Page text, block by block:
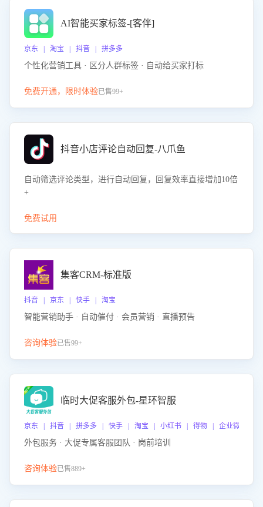
AI智能买家标签-[客伴]
京东 | 淘宝 | 抖音 | 拼多多
个性化营销工具 · 区分人群标签 · 自动给买家打标
免费开通，限时体验已售99+
抖音小店评论自动回复-八爪鱼
自动筛选评论类型，进行自动回复，回复效率直接增加10倍
+
免费试用
集客CRM-标准版
抖音 | 京东 | 快手 | 淘宝
智能营销助手 · 自动催付 · 会员营销 · 直播预告
咨询体验已售99+
临时大促客服外包-星环智服
京东 | 抖音 | 拼多多 | 快手 | 淘宝 | 小红书 | 得物 | 企业微信
外包服务 · 大促专属客服团队 · 岗前培训
咨询体验已售889+